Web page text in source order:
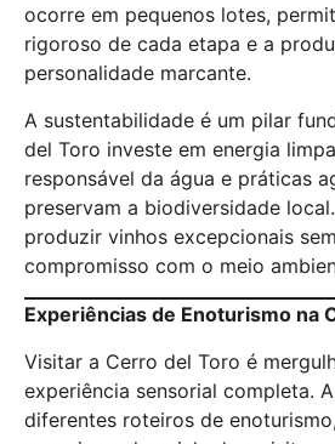
ocorre em pequenos lotes,
rigoroso de cada etapa e a
personalidade marcante.
A sustentabilidade é um pilar
del Toro investe em energia
responsável da água e práticas
preservam a biodiversidade
produzir vinhos excepcionais
compromisso com o meio
Experiências de Enoturismo na
Visitar a Cerro del Toro é
experiência sensorial completa.
diferentes roteiros de